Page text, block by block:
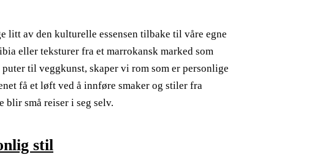
litt av den kulturelle essensen tilbake til våre egne
eller teksturer fra et marrokansk marked som
til veggkunst, skaper vi rom som er personlige
få et løft ved å innføre smaker og stiler fra
blir små reiser i seg selv.
stil